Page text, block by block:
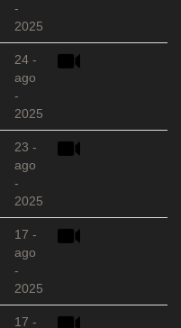
-
2025
24 -
ago
-
2025
23 -
ago
-
2025
17 -
ago
-
2025
17 -